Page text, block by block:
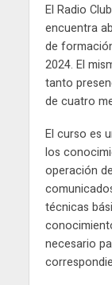
El Radio
encuentra
de
2024. El
tanto
de cuatro
El curso es
los
operación
técnicas
necesario